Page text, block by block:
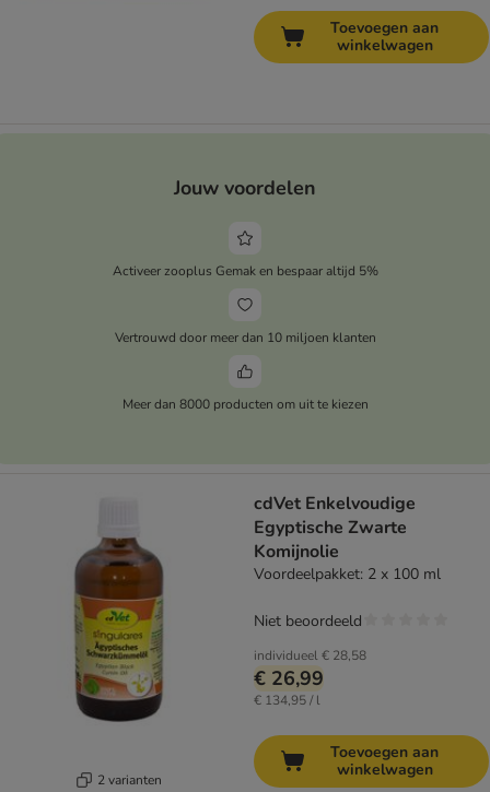
Toevoegen aan
winkelwagen
Jouw voordelen
Activeer zooplus Gemak en bespaar altijd 5%
Vertrouwd door meer dan 10 miljoen klanten
Meer dan 8000 producten om uit te kiezen
2 varianten
cdVet Enkelvoudige
Egyptische Zwarte
Komijnolie
Voordeelpakket: 2 x 100 ml
individueel€ 28,58
€ 26,99
€ 134,95 / l
Niet beoordeeld
Toevoegen aan
winkelwagen